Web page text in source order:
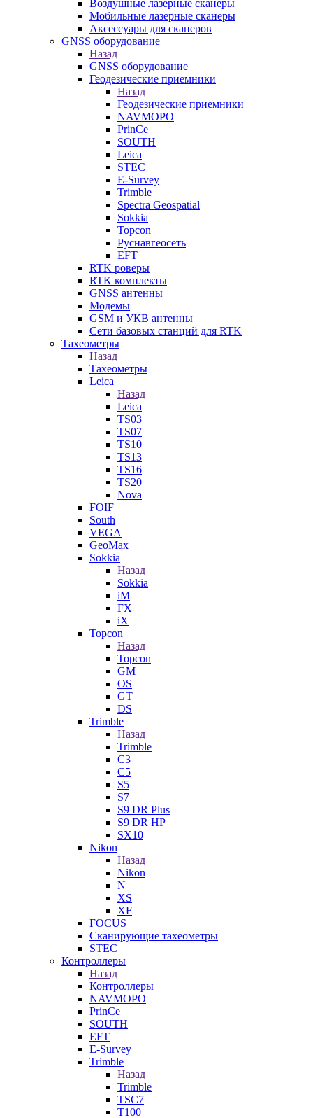
Воздушные лазерные сканеры
Мобильные лазерные сканеры
Аксессуары для сканеров
GNSS оборудование
Назад
GNSS оборудование
Геодезические приемники
Назад
Геодезические приемники
NAVMOPO
PrinCe
SOUTH
Leica
STEC
E-Survey
Trimble
Spectra Geospatial
Sokkia
Topcon
Руснавгеосеть
EFT
RTK роверы
RTK комплекты
GNSS антенны
Модемы
GSM и УКВ антенны
Сети базовых станций для RTK
Тахеометры
Назад
Тахеометры
Leica
Назад
Leica
TS03
TS07
TS10
TS13
TS16
TS20
Nova
FOIF
South
VEGA
GeoMax
Sokkia
Назад
Sokkia
iM
FX
iX
Topcon
Назад
Topcon
GM
OS
GT
DS
Trimble
Назад
Trimble
C3
C5
S5
S7
S9 DR Plus
S9 DR HP
SX10
Nikon
Назад
Nikon
N
XS
XF
FOCUS
Сканирующие тахеометры
STEC
Контроллеры
Назад
Контроллеры
NAVMOPO
PrinCe
SOUTH
EFT
E-Survey
Trimble
Назад
Trimble
TSC7
T100